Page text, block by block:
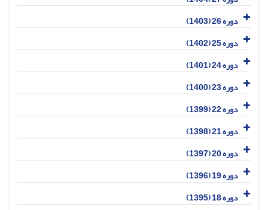
دوره 26 (1403)
دوره 25 (1402)
دوره 24 (1401)
دوره 23 (1400)
دوره 22 (1399)
دوره 21 (1398)
دوره 20 (1397)
دوره 19 (1396)
دوره 18 (1395)